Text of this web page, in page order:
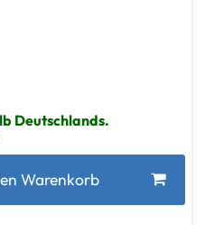
Deutschlands.
Warenkorb